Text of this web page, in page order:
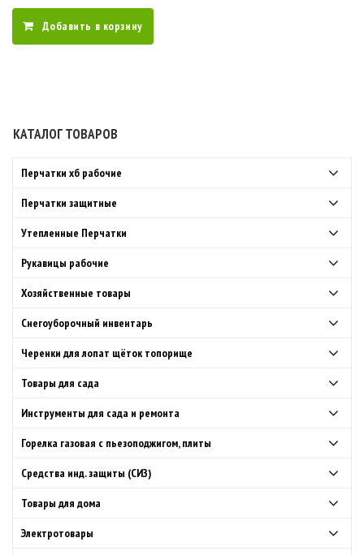
Добавить в корзину
КАТАЛОГ ТОВАРОВ
Перчатки хб рабочие
Перчатки защитные
Утепленные Перчатки
Рукавицы рабочие
Хозяйственные товары
Снегоуборочный инвентарь
Черенки для лопат щёток топорище
Товары для сада
Инструменты для сада и ремонта
Горелка газовая с пьезоподжигом, плиты
Средства инд. защиты (СИЗ)
Товары для дома
Электротовары